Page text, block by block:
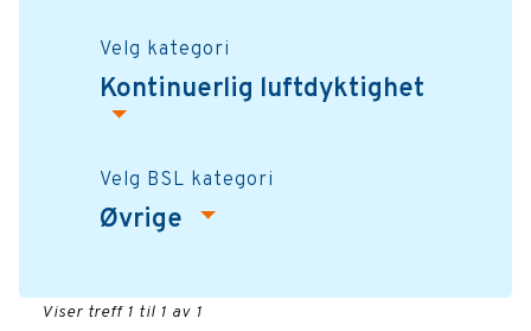
Velg kategori
Kontinuerlig luftdyktighet
Velg BSL kategori
Øvrige
Viser treff 1 til 1 av 1